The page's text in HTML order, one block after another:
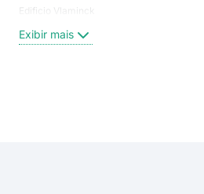
Edificio Vlaminck
Exibir mais